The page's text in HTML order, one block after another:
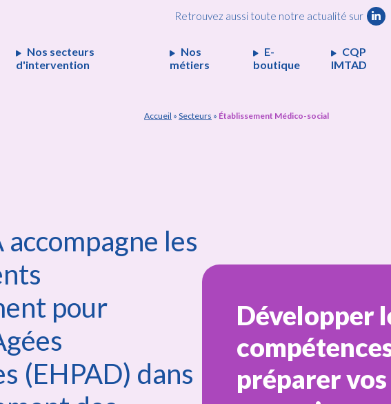
Retrouvez aussi toute notre actualité sur
Nos secteurs
d'intervention
Nos
métiers
E-
boutique
CQP
IMTAD
Accueil » Secteurs » Établissement Médico-social
les
pour
(EHPAD) dans
Préparer la
certification
sein des
Développer
préparer
Prévenez les
Psycho-